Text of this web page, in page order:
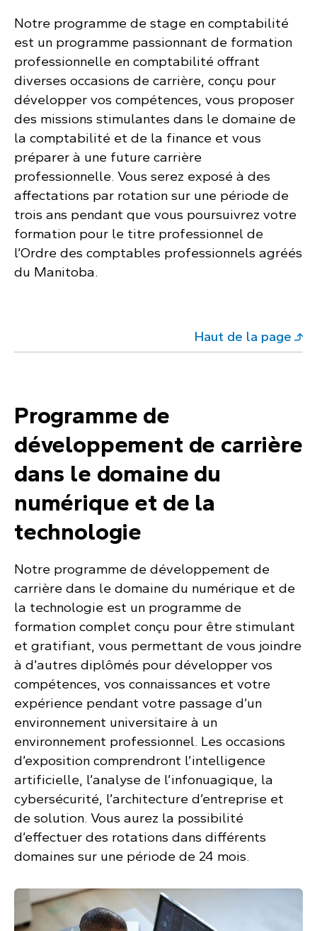
Notre programme de stage en comptabilité
est un programme passionnant de formation
professionnelle en comptabilité offrant
diverses occasions de carrière, conçu pour
développer vos compétences, vous proposer
des missions stimulantes dans le domaine de
la comptabilité et de la finance et vous
préparer à une future carrière
professionnelle. Vous serez exposé à des
affectations par rotation sur une période de
trois ans pendant que vous poursuivrez votre
formation pour le titre professionnel de
l’Ordre des comptables professionnels agréés
du Manitoba.
Haut de la page
Programme de
développement de carrière
dans le domaine du
numérique et de la
technologie
Notre programme de développement de
carrière dans le domaine du numérique et de
la technologie est un programme de
formation complet conçu pour être stimulant
et gratifiant, vous permettant de vous joindre
à d’autres diplômés pour développer vos
compétences, vos connaissances et votre
expérience pendant votre passage d’un
environnement universitaire à un
environnement professionnel. Les occasions
d’exposition comprendront l’intelligence
artificielle, l’analyse de l’infonuagique, la
cybersécurité, l’architecture d’entreprise et
de solution. Vous aurez la possibilité
d’effectuer des rotations dans différents
domaines sur une période de 24 mois.